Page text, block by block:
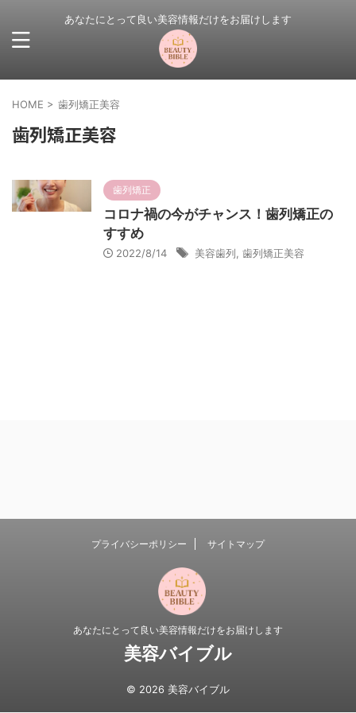
あなたにとって良い美容情報だけをお届けします
HOME > 歯列矯正美容
歯列矯正美容
歯列矯正
コロナ禍の今がチャンス！歯列矯正の
すすめ
2022/8/14 美容歯列 歯列矯正美容
プライバシーポリシー サイトマップ
あなたにとって良い美容情報だけをお届けします
美容バイブル
© 2026 美容バイブル